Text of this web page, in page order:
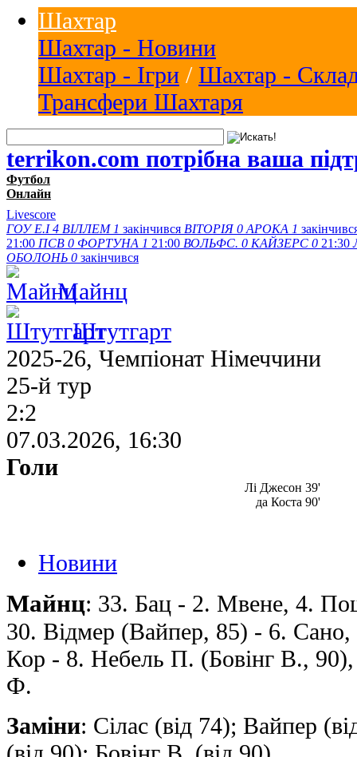
Шахтар
Шахтар - Новини
Шахтар - Ігри / Шахтар -
Трансфери Шахтаря
terrikon.com потрібна ваша
Футбол
Онлайн
Livescore
ГОУ Е.І 4 ВІЛЛЕМ 1 закінчився ВІТОРІЯ 0 АРОКА 1
21:00 ПСВ 0 ФОРТУНА 1 21:00 ВОЛЬФС. 0 КАЙЗЕРС 0 21:30
ОБОЛОНЬ 0 закінчився
Майнц
Штутгарт
2025-26, Чемпіонат Німеччини
25-й тур
2:2
07.03.2026, 16:30
Голи
Лі Джесон 39'
да Коста 90'
Новини
Майнц: 33. Бац - 2. Мвене, 4.
30. Відмер (Вайпер, 85) - 6.
Кор - 8. Небель П. (Бовінг В.,
Ф.
Заміни: Сілас (від 74); Вайпер